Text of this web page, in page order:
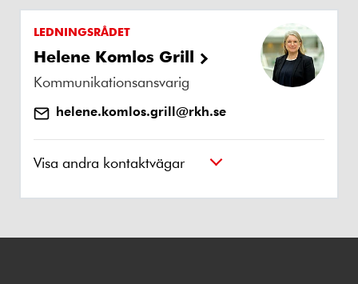
LEDNINGSRÅDET
Helene Komlos Grill
Kommunikationsansvarig
helene.komlos.grill@rkh.se
Visa andra kontaktvägar